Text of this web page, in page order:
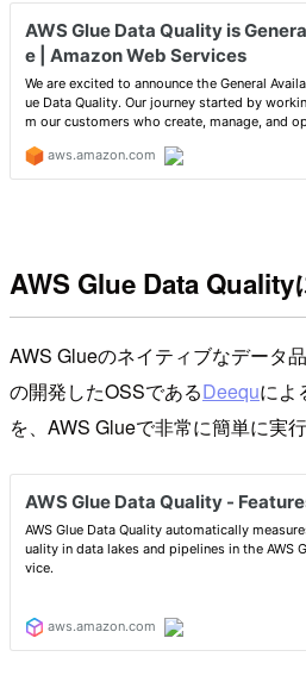
AWS Glue Data Quality
AWS Glueのネイティブなデータ
の開発したOSSであるDeequによ
を、AWS Glueで非常に簡単に実